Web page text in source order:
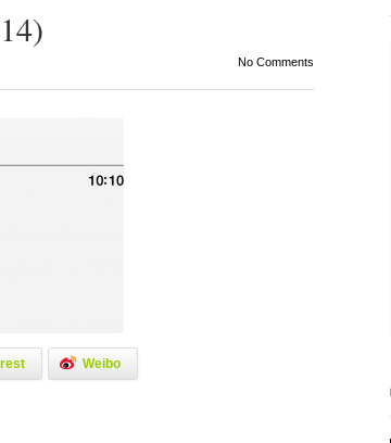
No Comments
Weibo